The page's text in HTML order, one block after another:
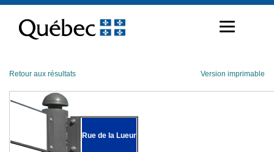
contenu
Retour aux résultats Version imprimable
Rue de la Lueur